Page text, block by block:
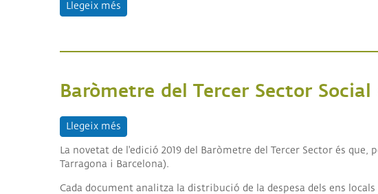
Llegeix més
Baròmetre del Tercer Sector
Llegeix més
La novetat de l'edició 2019 del Baròmetre del Tercer Sector és
Tarragona i Barcelona).
Cada document analitza la distribució de la despesa dels ens